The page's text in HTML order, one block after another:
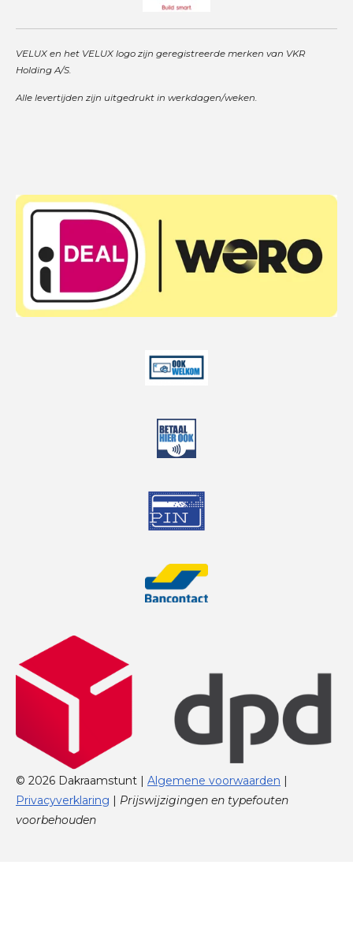
VELUX en het VELUX logo zijn geregistreerde merken van VKR
Holding A/S.
Alle levertijden zijn uitgedrukt in werkdagen/weken.
© 2026 Dakraamstunt | Algemene voorwaarden |
Privacyverklaring | Prijswijzigingen en typefouten
voorbehouden